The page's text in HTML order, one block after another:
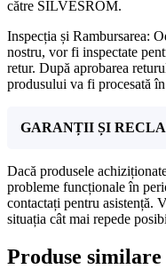
către SILVESROM.
Inspecția și Rambursarea:
nostru, vor fi inspectate
retur. După aprobarea
produsului va fi procesată
GARANȚII ȘI
Dacă produsele
probleme funcționale în
contactați pentru asistență.
situația cât mai repede
Produse similare